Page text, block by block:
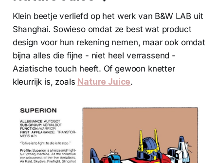
Klein beetje verliefd op het werk van B&W LAB uit
Shanghai. Sowieso omdat ze best wat product
design voor hun rekening nemen, maar ook omdat
bijna alles die fijne - niet heel verrassend -
Aziatische touch heeft. Of gewoon knetter
kleurrijk is, zoals Nature Juice.